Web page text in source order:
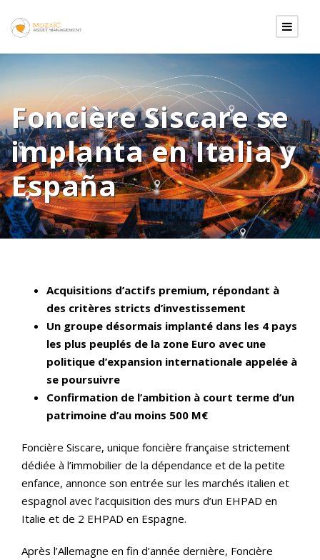
Foncière Siscare se
implanta en Italia y
España
Acquisitions d’actifs premium, répondant à
des critères stricts d’investissement
Un groupe désormais implanté dans les 4 pays
les plus peuplés de la zone Euro avec une
politique d’expansion internationale appelée à
se poursuivre
Confirmation de l’ambition à court terme d’un
patrimoine d’au moins 500 M€
Foncière Siscare, unique foncière française strictement
dédiée à l’immobilier de la dépendance et de la petite
enfance, annonce son entrée sur les marchés italien et
espagnol avec l’acquisition des murs d’un EHPAD en
Italie et de 2 EHPAD en Espagne.
Après l’Allemagne en fin d’année dernière, Foncière